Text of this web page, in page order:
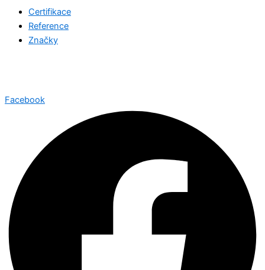
Certifikace
Reference
Značky
Facebook